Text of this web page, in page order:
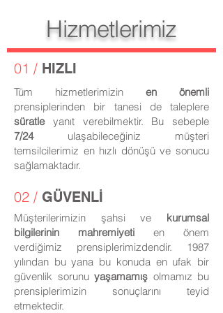
Hizmetlerimiz
01 / HIZLI
02 / GÜVENLİ
Tüm hizmetlerimizin en önemli
prensiplerinden bir tanesi de taleplere
süratleyanıt verebilmektir. Bu sebeple
7/24ulaşabileceğiniz müşteri
temsilcilerimiz en hızlı dönüşü ve sonucu
sağlamaktadır.
Müşterilerimizin şahsi ve kurumsal
bilgilerinin mahremiyeti en önem
verdiğimiz prensiplerimizdendir. 1987
yılından bu yana bu konuda en ufak bir
güvenlik sorunu yaşamamış olmamız bu
prensiplerimizin sonuçlarını teyid
etmektedir.